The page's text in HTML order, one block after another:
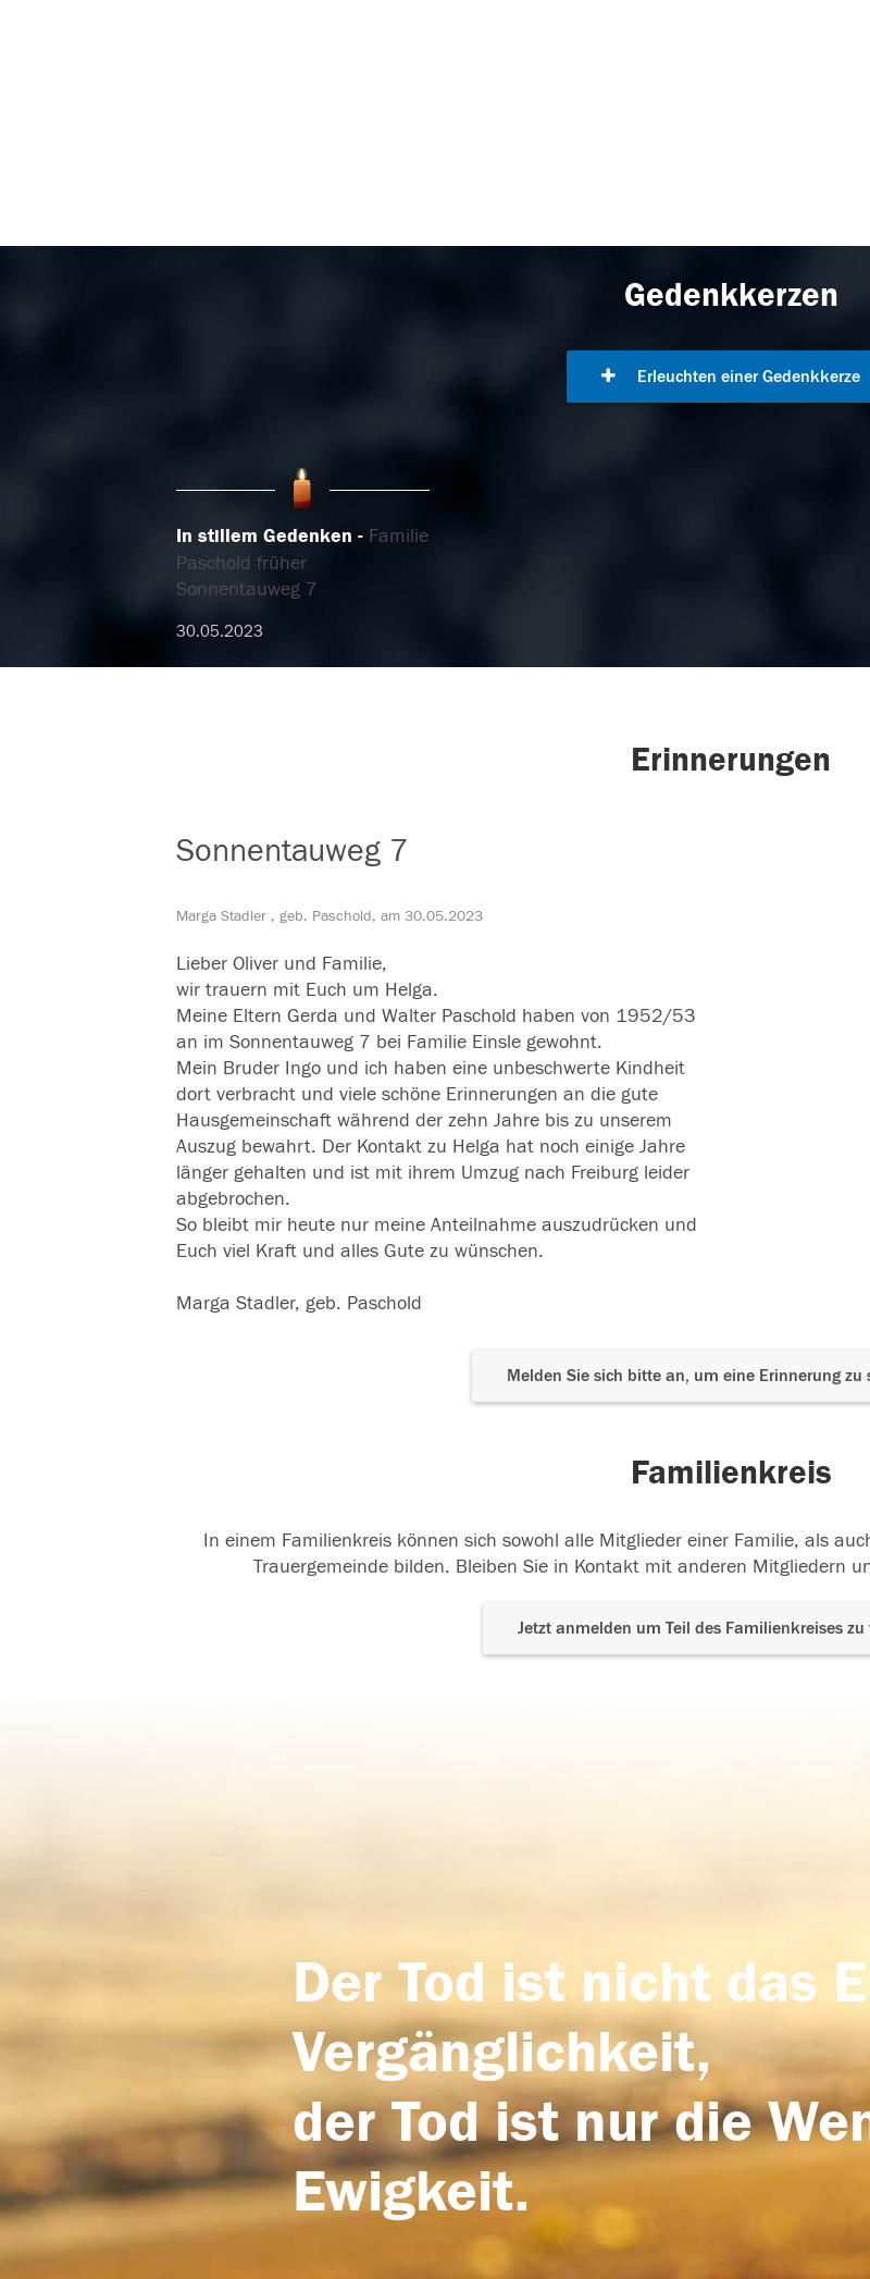
Gedenkkerzen
Erleuchten einer Gedenkkerze
In stillem Gedenken
Familie
Paschold früher
Sonnentauweg 7
30.05.2023
Erinnerungen
Sonnentauweg 7
Marga Stadler , geb. Paschold, am 30.05.2023
Lieber Oliver und Familie,
wir trauern mit Euch um Helga.
Meine Eltern Gerda und Walter Paschold haben von 1952/53
an im Sonnentauweg 7 bei Familie Einsle gewohnt.
Mein Bruder Ingo und ich haben eine unbeschwerte Kindheit
dort verbracht und viele schöne Erinnerungen an die gute
Hausgemeinschaft während der zehn Jahre bis zu unserem
Auszug bewahrt. Der Kontakt zu Helga hat noch einige Jahre
länger gehalten und ist mit ihrem Umzug nach Freiburg leider
abgebrochen.
So bleibt mir heute nur meine Anteilnahme auszudrücken und
Euch viel Kraft und alles Gute zu wünschen.
Marga Stadler, geb. Paschold
Melden Sie sich bitte an, um eine Erinnerung zu
Familienkreis
In einem Familienkreis können sich sowohl alle Mitglieder einer Familie, als
Trauergemeinde bilden. Bleiben Sie in Kontakt mit anderen Mitgliedern
Jetzt anmelden um Teil des Familienkreises zu
Der Tod ist nicht das
Vergänglichkeit,
der Tod ist nur die
Ewigkeit.